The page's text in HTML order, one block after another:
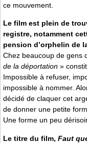
ce mouvement.
Le film est plein de
registre, notamment
pension d’orphelin de
Chez beaucoup de gens
de la déportation »
Impossible à refuser,
impossible à nommer.
décidé de claquer cet
de donner une petite
Une forme un peu
Le titre du film, Faut